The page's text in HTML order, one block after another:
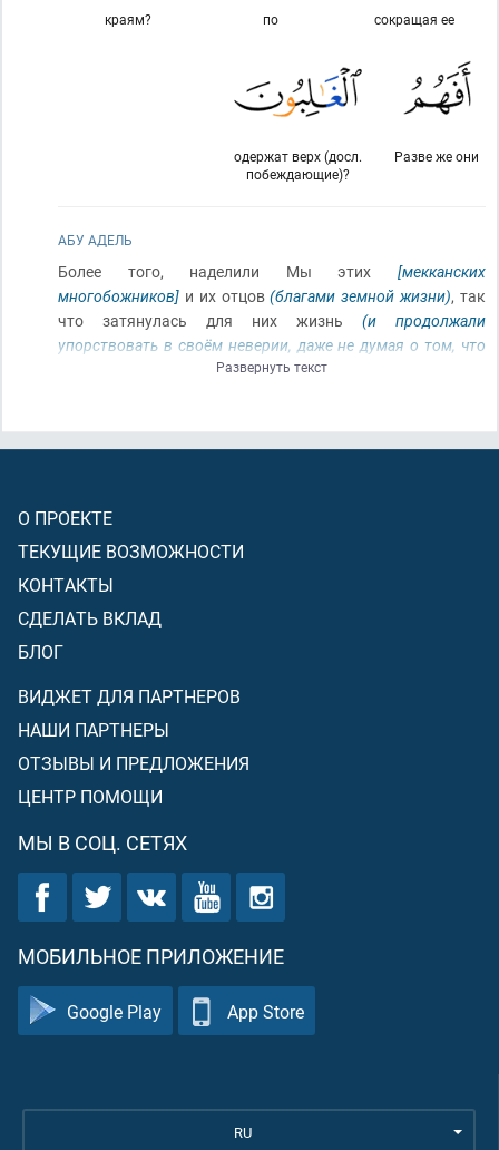
сокращая ее
по
краям?
Разве же они
одержат верх (досл.
побеждающие)?
АБУ АДЕЛЬ
Более того, наделили Мы этих [мекканских
многобожников] и их отцов(благами земной жизни), так
что затянулась для них жизнь (и продолжали
упорствовать в своём неверии, даже не думая о том, что
их постигнет наказание). Разве не видят они
Развернуть текст
О ПРОЕКТЕ
ТЕКУЩИЕ ВОЗМОЖНОСТИ
КОНТАКТЫ
СДЕЛАТЬ ВКЛАД
БЛОГ
ВИДЖЕТ ДЛЯ ПАРТНЕРОВ
НАШИ ПАРТНЕРЫ
ОТЗЫВЫ И ПРЕДЛОЖЕНИЯ
ЦЕНТР ПОМОЩИ
МЫ В СОЦ. СЕТЯХ
МОБИЛЬНОЕ ПРИЛОЖЕНИЕ
Google Play App Store
RU